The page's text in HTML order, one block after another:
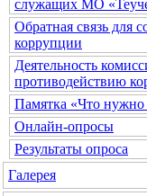
служащих МО
Обратная связь для
коррупции
Деятельность
противодействию
Памятка «Что нужно
Онлайн-опросы
Результаты опроса
Галерея